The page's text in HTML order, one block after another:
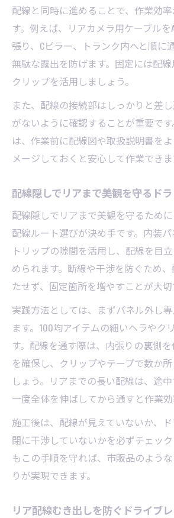
配線と同時に進めることで、作業効
す。例えば、リアカメラ用ケーブル
張り、Cピラー、トランク内へと順に
無駄な露出を防げます。固定には配
クリップを活用しましょう。
また、配線の接続部はしっかりと差
がないように確認することが重要です
は、作業前に配線図や取扱説明書を
メージしておくと安心して作業できま
配線隠しでリアまで美観を守るド
配線隠しでリアまで美観を守るため
配線ルート選びが決め手です。内装
トリップの隙間を活用し、配線を目
められます。断線や干渉を防ぐため
たせず、固定箇所を増やすことが大切
実践方法としては、まずパネル外し
ます。100均アイテムの細いヘラやク
す。配線を通す際は、内張りの裏側
を確保し、クリップやテープで数か
しょう。リアまでの長い配線は、途
一度全体を伸ばしてから通すと作業効
施工後は、配線が見えていないか、
閉に干渉していないかを必ずチェック
もこの手順を守れば、市販品のよう
りが実現できます。
リア配線むき出しを防ぐドライブ